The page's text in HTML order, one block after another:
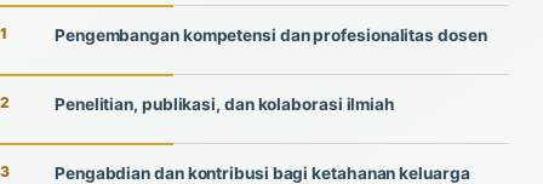
1 Pengembangan kompetensi dan profesionalitas dosen
2 Penelitian, publikasi, dan kolaborasi ilmiah
3 Pengabdian dan kontribusi bagi ketahanan keluarga